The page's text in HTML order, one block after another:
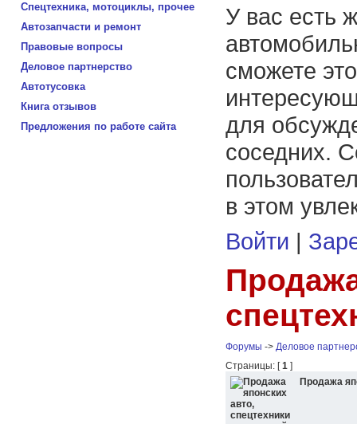
Спецтехника, мотоциклы, прочее
Автозапчасти и ремонт
Правовые вопросы
Деловое партнерство
Автотусовка
Книга отзывов
Предложения по работе сайта
У вас есть
сможете
для
соседних.
в этом
Войти |
Форумы -> Деловое
Страницы: [1 ]
Продажа